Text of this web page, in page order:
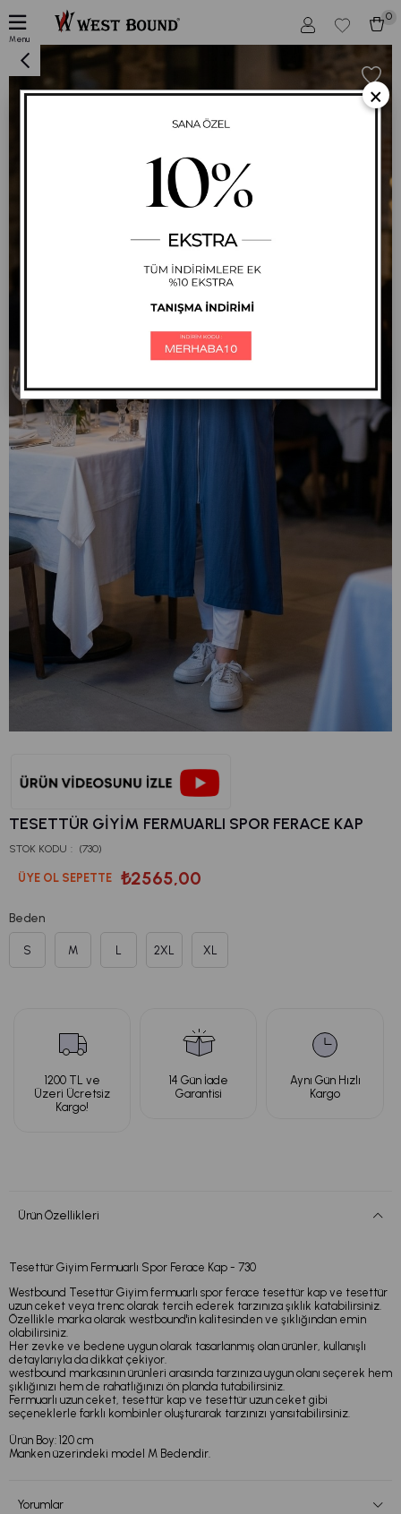
Menu
0
Tesettür Giyim Fermuarlı Spor Ferace Kap
TESETTÜR GIYIM FERMUARLI SPOR FERACE KAP
STOK KODU (730)
ÜYE OL SEPETTE ₺2565,00
Beden
S M L 2XL XL
1200 TL ve
Üzeri Ücretsiz
Kargo!
14 Gün İade
Garantisi
Aynı Gün Hızlı
Kargo
Ürün Özellikleri
Tesettür Giyim Fermuarlı Spor Ferace Kap - 730
Westbound Tesettür Giyim fermuarlı spor ferace tesettür kap ve tesettür
uzun ceket veya trenc olarak tercih ederek tarzınıza şıklık katabilirsiniz.
Özellikle marka olarak westbound'in kalitesinden ve şıklığından emin
olabilirsiniz.
Her zevke ve bedene uygun olarak tasarlanmış olan ürünler, kullanışlı
detaylarıyla da dikkat çekiyor.
westbound markasının ürünleri arasında tarzınıza uygun olanı seçerek hem
şıklığınızı hem de rahatlığınızı ön planda tutabilirsiniz.
Fermuarlı uzun ceket, tesettür kap ve tesettür uzun ceket gibi
seçeneklerle farklı kombinler oluşturarak tarzınızı yansıtabilirsiniz.
Ürün Boy: 120 cm
Manken üzerindeki model M Bedendir.
Yorumlar
×